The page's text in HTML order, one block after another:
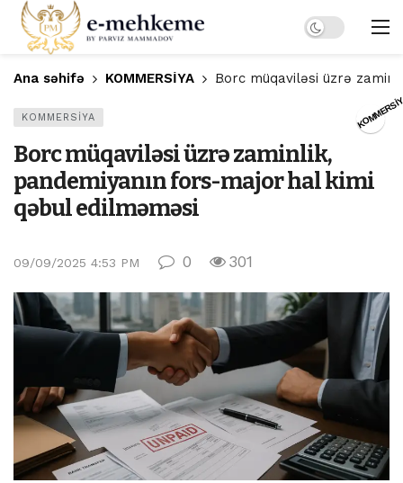
Dark mode
Ana səhifə KOMMERSİYA Borc müqaviləsi üzrə
KOMMERSİYA
Borc müqaviləsi üzrə zaminlik,
pandemiyanın fors-major hal kimi
qəbul edilməməsi
09/09/2025 4:53 PM 0 301